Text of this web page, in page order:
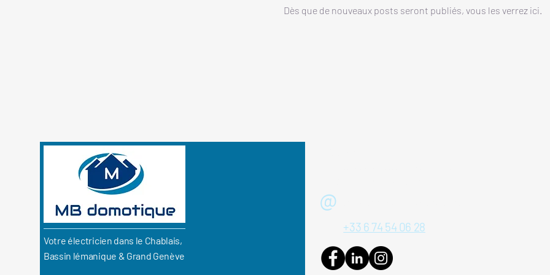
Dès que de nouveaux posts seront publiés, vous les verrez ici.
Votre électricien dans le Chablais,
Bassin lémanique & Grand Genève
@
+33 6 74 54 06 28